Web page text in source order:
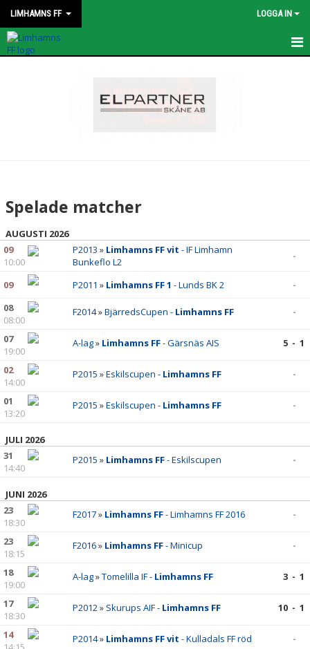
LIMHAMNS FF LOGGA IN
PROFILKLÄDER
AVGIFTER
ANMÄLAN
LIMHAMN BACKYARD ULTRA
Spelade matcher
AUGUSTI 2026
09
10:00
P2013 » Limhamns FF vit - IF Limhamn
Bunkeflo L2
-
09 P2011 » Limhamns FF 1 - Lunds BK 2
-
08
08:00
F2014»BjärredsCupen - Limhamns FF -
07
19:00
A-lag» Limhamns FF- Gärsnäs AIS 5 - 1
02
14:00
P2015 »Eskilscupen - Limhamns FF -
01
13:20
P2015 »Eskilscupen - Limhamns FF -
JULI 2026
31
14:40
P2015 » Limhamns FF- Eskilscupen -
JUNI 2026
23
18:30
F2017» Limhamns FF- Limhamns FF 2016 -
23
18:15
F2016» Limhamns FF- Minicup -
18
19:00
A-lag»Tomelilla IF - Limhamns FF 3 - 1
17
18:30
P2012» Skurups AIF - Limhamns FF 10 - 1
14
P2014» Limhamns FF vit - Kulladals FF röd -